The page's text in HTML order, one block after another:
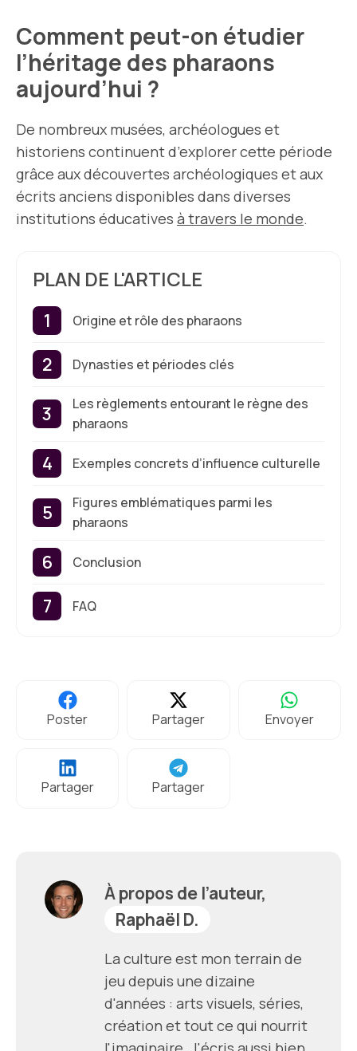
Comment peut-on étudier
l’héritage des pharaons
aujourd’hui ?
De nombreux musées, archéologues et
historiens continuent d’explorer cette période
grâce aux découvertes archéologiques et aux
écrits anciens disponibles dans diverses
institutions éducatives à travers le monde.
PLAN DE L'ARTICLE
Origine et rôle des pharaons
Dynasties et périodes clés
Les règlements entourant le règne des
pharaons
Exemples concrets d’influence culturelle
Figures emblématiques parmi les
pharaons
Conclusion
FAQ
Poster Partager Envoyer
Partager Partager
À propos de l’auteur,
Raphaël D.
La culture est mon terrain de
jeu depuis une dizaine
d'années : arts visuels, séries,
création et tout ce qui nourrit